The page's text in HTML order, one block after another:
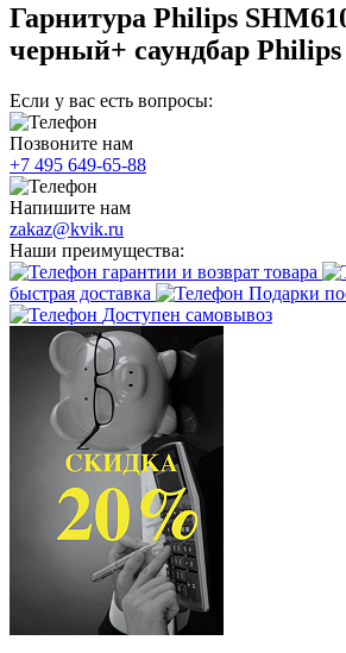
Гарнитура Philips
черный+ саундбар Philips
Если у вас есть вопросы:
Позвоните нам
+7 495 649-65-88
Напишите нам
zakaz@kvik.ru
Наши преимущества:
гарантии и возврат товара
быстрая доставка
Подарки
Доступен самовывоз